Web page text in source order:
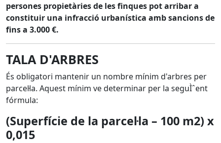
persones propietàries de les finques pot arribar a
constituir una infracció urbanística amb sancions de
fins a 3.000 €.
TALA D'ARBRES
És obligatori mantenir un nombre mínim d'arbres per
parcel·la. Aquest mínim ve determinar per la seguÌˆent
fórmula:
(Superfície de la parcel·la – 100 m2) x
0,015